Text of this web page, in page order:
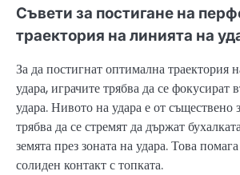
Съвети за постигане на
траектория на линията на
За да постигнат оптимална траектория
удара, играчите трябва да се фокусират
удара. Нивото на удара е от съществено
трябва да се стремят да държат
земята през зоната на удара. Това
солиден контакт с топката.